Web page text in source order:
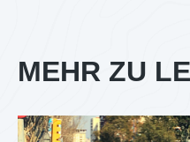
MEHR ZU